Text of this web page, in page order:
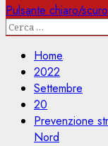
Pulsante chiaro/scuro
Ricerca
Home
2022
Settembre
20
Prevenzione
Nord